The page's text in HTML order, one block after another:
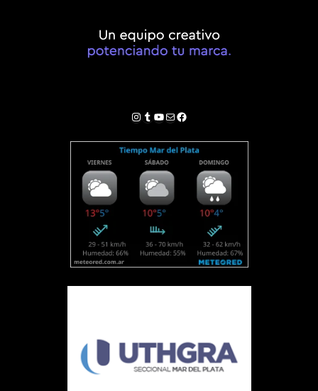
Instagram
Tumblr
YouTube
Correo electrónico
Facebook